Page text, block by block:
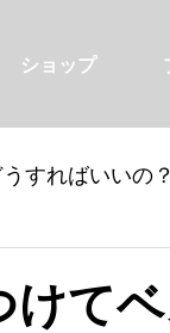
ショップ
すればいいの？
けて